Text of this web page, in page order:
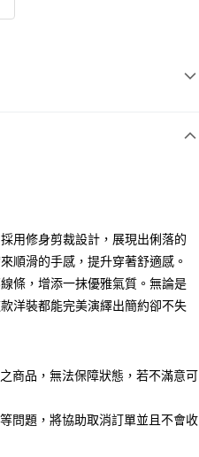
21家銀行
第一商業銀行
彰化商業銀行
兆豐國際商業銀行
遠東國際商業銀行
中國信託商業銀行
21家銀行
第一商業銀行
彰化商業銀行
華泰商業銀行
永豐商業銀行
用修身剪裁設計，展現出俐落的
順滑的手感，提升穿著舒適感。
條，增添一抹優雅氣質。無論是
洋裝都能完美演繹出簡約卻不失
商品，無法保障狀態，若不滿意可
問題，將協助取消訂單並且不會收